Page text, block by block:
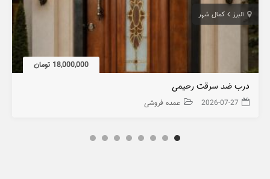
البرز کمال شهر
18,000,000 تومان
درب ضد سرقت رحیمی
2026-07-27 عمده فروشی